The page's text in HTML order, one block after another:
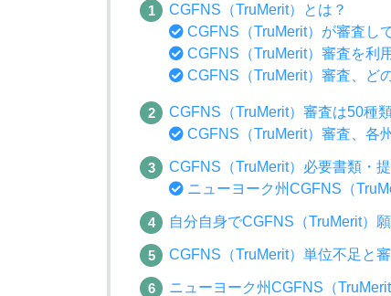
CGFNS（TruMerit）とは？
CGFNS（TruMerit）が審査し
CGFNS（TruMerit）審査を利
CGFNS（TruMerit）審査、ど
CGFNS（TruMerit）審査は50種
CGFNS（TruMerit）審査、各
CGFNS（TruMerit）必要書類・
ニューヨーク州CGFNS（
自分自身でCGFNS（TruMerit）
CGFNS（TruMerit）単位不足と
ニューヨーク州CGFNS（